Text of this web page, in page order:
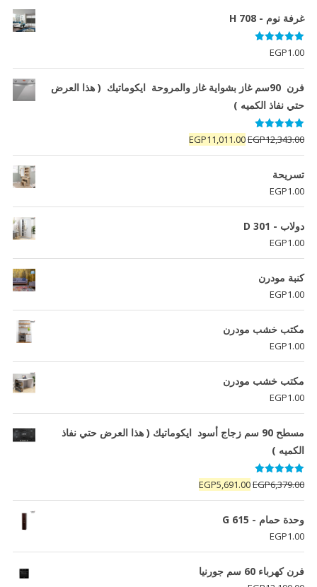
غرفة نوم - H 708
تم التقييم
5.00
من 5
EGP1.00
فرن 90سم غاز بشواية غاز والمروحة ايكوماتيك ( هذا العرض
حتي نفاذ الكميه )
تم التقييم
5.00من 5 EGP12,343.00
السعر
الأصلي
EGP11,011.00
السعر
الحالي
تسريحة
EGP1.00
دولاب - D 301
EGP1.00
كنبة مودرن
EGP1.00
مكتب خشب مودرن
EGP1.00
مكتب خشب مودرن
EGP1.00
مسطح 90 سم زجاج أسود ايكوماتيك ( هذا العرض حتي نفاذ
الكميه )
تم التقييم
5.00 من 5EGP6,379.00
السعر
الأصلي
هو:
EGP5,691.00
السعر
الحالي
وحدة حمام - G 615
EGP1.00
فرن كھرباء 60 سم جورنيا